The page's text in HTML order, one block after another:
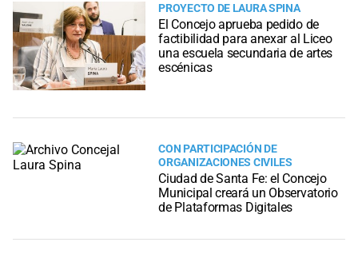
PROYECTO DE LAURA SPINA
El Concejo aprueba pedido de
factibilidad para anexar al Liceo
una escuela secundaria de artes
escénicas
CON PARTICIPACIÓN DE
ORGANIZACIONES CIVILES
Ciudad de Santa Fe: el Concejo
Municipal creará un Observatorio
de Plataformas Digitales